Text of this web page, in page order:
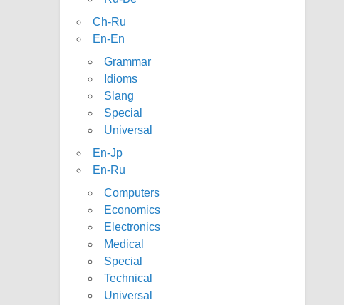
Ch-Ru
En-En
Grammar
Idioms
Slang
Special
Universal
En-Jp
En-Ru
Computers
Economics
Electronics
Medical
Special
Technical
Universal